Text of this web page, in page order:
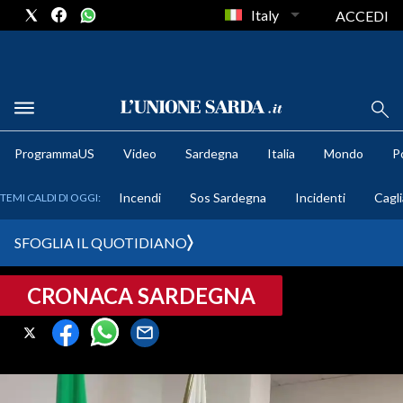
METEO
CRONACA SARDEGNA
CAGLIARI
SULCIS IGLESIENTE
Italy ACCEDI
ProgrammaUS Video Sardegna Italia Mondo
TEMI CALDI DI OGGI: Incendi Sos Sardegna Incidenti
SFOGLIA IL QUOTIDIANO
CRONACA SARDEGNA